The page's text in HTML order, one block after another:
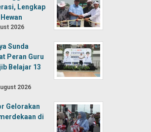
Lengkap
2026
Sunda
Peran Guru
Belajar 13
2026
Gelorakan
di